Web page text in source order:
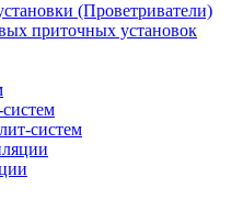
(Проветриватели)
приточных установок
систем